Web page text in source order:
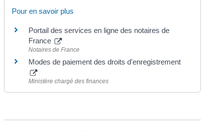
Pour en savoir plus
Portail des services en ligne des notaires de
France
Notaires de France
Modes de paiement des droits d'enregistrement
Ministère chargé des finances